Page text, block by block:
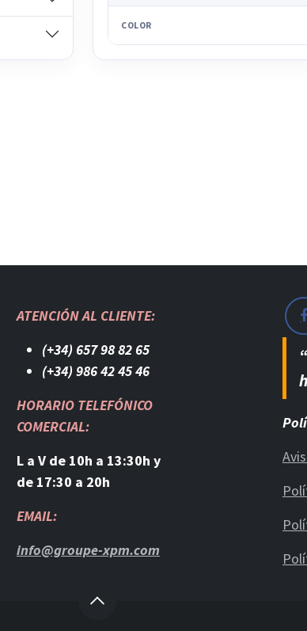
COLOR
ATENCIÓN AL CLIENTE:
(+34) 657 98 82 65
(+34) 986 42 45 46​
HORARIO TELEFÓNICO
COMERCIAL:
L a V de 10h a 13:30h y
de 17:30 a 20h
EMAIL:
info@groupe-xpm.com